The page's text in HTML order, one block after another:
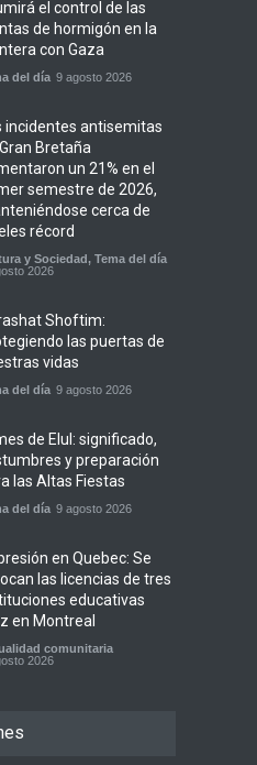
el control de las
de hormigón en la
con Gaza
del día 9 agosto 2026
incidentes antisemitas
Bretaña
un 21% en el
semestre de 2026,
cerca de
récord
y Sociedad, Tema del día
2026
Shoftim:
las puertas de
vidas
del día 9 agosto 2026
de Elul: significado,
y preparación
las Altas Fiestas
del día 9 agosto 2026
en Quebec: Se
las licencias de tres
educativas
en Montreal
comunitaria
2026